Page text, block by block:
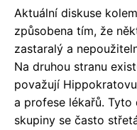
Aktuální diskuse
způsobena tím, že
zastaralý a
Na druhou stranu
považují
a profese lékařů.
skupiny se často